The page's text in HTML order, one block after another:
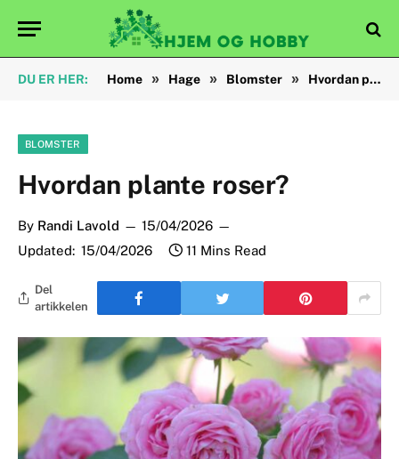
DU ER HER: Home » Hage » Blomster » Hvordan plante roser?
BLOMSTER
Hvordan plante roser?
By Randi Lavold
15/04/2026
Updated: 15/04/2026 11 Mins Read
Del
artikkelen